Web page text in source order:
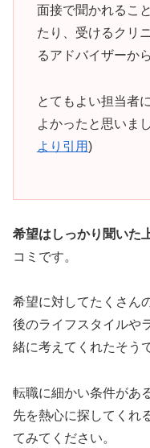
面接で聞かれるこ
たり、受けるクリ
るアドバイザーか
とてもよい担当者
よかったと思いま
より引用)
希望はしっかり聞いた
コミです。
希望に対してたくさん
後のライフスタイルや
緒に考えてくれたそう
転職に細かい条件があ
先を熱心に探してくれ
てみてください。